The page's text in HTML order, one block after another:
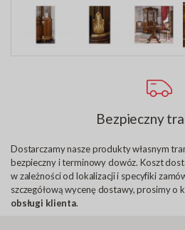
Bezpieczny
Dostarczamy nasze produkty własnym
bezpieczny i terminowy dowóz. Koszt
w zależności od lokalizacji i specyfiki
szczegółową wycenę dostawy, prosimy o
obsługi klienta.